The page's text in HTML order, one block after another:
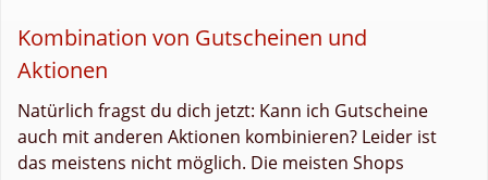
Kombination von Gutscheinen und
Aktionen
Natürlich fragst du dich jetzt: Kann ich Gutscheine
auch mit anderen Aktionen kombinieren? Leider ist
das meistens nicht möglich. Die meisten Shops